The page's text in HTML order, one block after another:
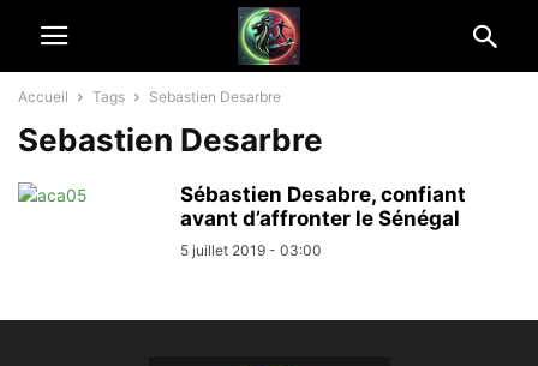
Accueil Tags Sebastien Desarbre
Sebastien Desarbre
Sébastien Desabre, confiant
avant d’affronter le Sénégal
5 juillet 2019 - 03:00